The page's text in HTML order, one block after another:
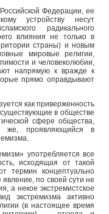
Федерации, ее
устройству несут
радикального
влияния не только в
страны) и новым
мировые религии,
и человеколюбии,
напрямую к вражде к
прямо оправдывают
как приверженность
в обществе
сфере общества,
же, проявляющийся в
употребляется все
исходящая от такой
термин концептуально
явление, по своей сути не
а некое экстремистское
экстремизма активно
(в настоящее время